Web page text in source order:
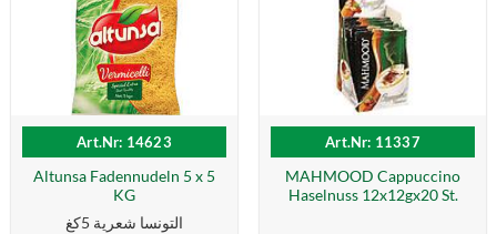
Art.Nr: 14623
Altunsa Fadennudeln 5 x 5
KG
التونسا شعرية 5كغ
Art.Nr: 11337
MAHMOOD Cappuccino
Haselnuss 12x12gx20 St.